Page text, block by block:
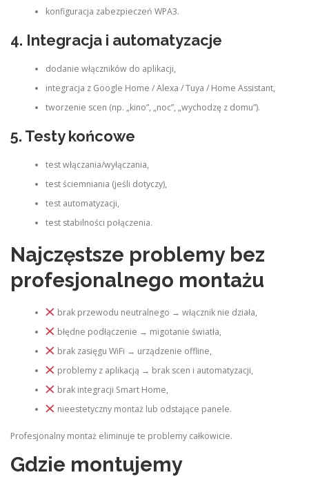
konfiguracja zabezpieczeń WPA3.
4. Integracja i automatyzacje
dodanie włączników do aplikacji,
integracja z Google Home / Alexa / Tuya / Home Assistant,
tworzenie scen (np. „kino”, „noc”, „wychodzę z domu”).
5. Testy końcowe
test włączania/wyłączania,
test ściemniania (jeśli dotyczy),
test automatyzacji,
test stabilności połączenia.
Najczęstsze problemy bez
profesjonalnego montażu
brak przewodu neutralnego → włącznik nie działa,
błędne podłączenie → migotanie światła,
brak zasięgu WiFi → urządzenie offline,
problemy z aplikacją → brak scen i automatyzacji,
brak integracji Smart Home,
nieestetyczny montaż lub odstające panele.
Profesjonalny montaż eliminuje te problemy całkowicie.
Gdzie montujemy